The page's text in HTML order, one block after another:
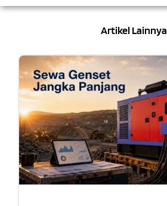
Artikel Lainnya